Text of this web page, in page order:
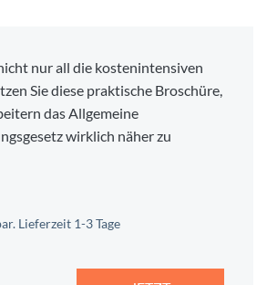
nur all die kostenintensiven
Sie diese praktische Broschüre,
das Allgemeine
wirklich näher zu
Lieferzeit 1-3 Tage